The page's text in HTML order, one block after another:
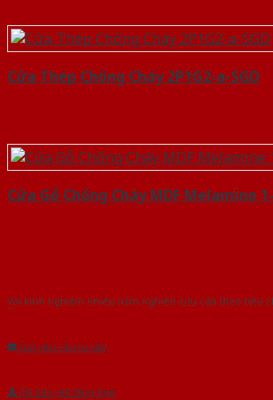
Cửa Thép Chống Cháy 2P1G2-a-SGD
Cửa Gỗ Chống Cháy MDF Melamine
Với kinh nghiệm nhiêu năm nghiên cứu cửa theo tiêu
Gửi yêu cầu tư vấn
Tải báo giá tổng hợp